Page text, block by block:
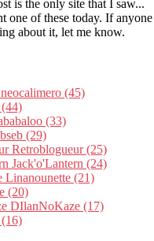
is the only site that I saw...
one of these today. If
about it, let me know.
neocalimero (45)
(33)
(29)
Retroblogueur (25)
Jack'o'Lantern (24)
Linanounette (21)
(20)
DIlanNoKaze (17)